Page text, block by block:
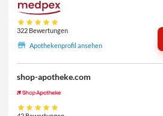
322 Bewertungen
Apothekenprofil ansehen
shop-apotheke.com